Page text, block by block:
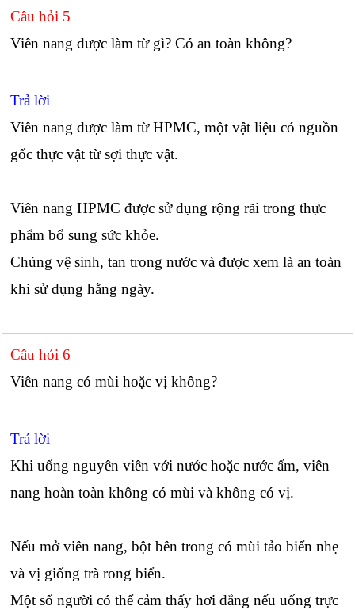
Câu hỏi 5
Viên nang được làm từ gì? Có an toàn không?
Trả lời
Viên nang được làm từ HPMC, một vật liệu có nguồn
gốc thực vật từ sợi thực vật.
Viên nang HPMC được sử dụng rộng rãi trong thực
phẩm bổ sung sức khỏe.
Chúng vệ sinh, tan trong nước và được xem là an toàn
khi sử dụng hằng ngày.
Câu hỏi 6
Viên nang có mùi hoặc vị không?
Trả lời
Khi uống nguyên viên với nước hoặc nước ấm, viên
nang hoàn toàn không có mùi và không có vị.
Nếu mở viên nang, bột bên trong có mùi tảo biển nhẹ
và vị giống trà rong biển.
Một số người có thể cảm thấy hơi đắng nếu uống trực